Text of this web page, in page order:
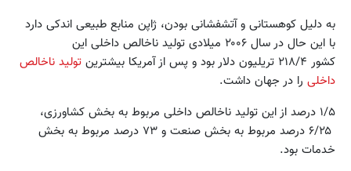
به دلیل کوهستانی و آتشفشانی بودن، ژاپن منابع طبیعی اندکی دارد
با این حال در سال ۲۰۰۶ میلادی تولید ناخالص داخلی این
کشور ۲۱۸/۴ تریلیون دلار بود و پس از آمریکا بیشترین
تولید ناخالص
داخلی را در جهان داشت.
۱/۵ درصد از این تولید ناخالص داخلی مربوط به بخش کشاورزی،
۶/۲۵ درصد مربوط به بخش صنعت و ۷۳ درصد مربوط به بخش
خدمات بود.